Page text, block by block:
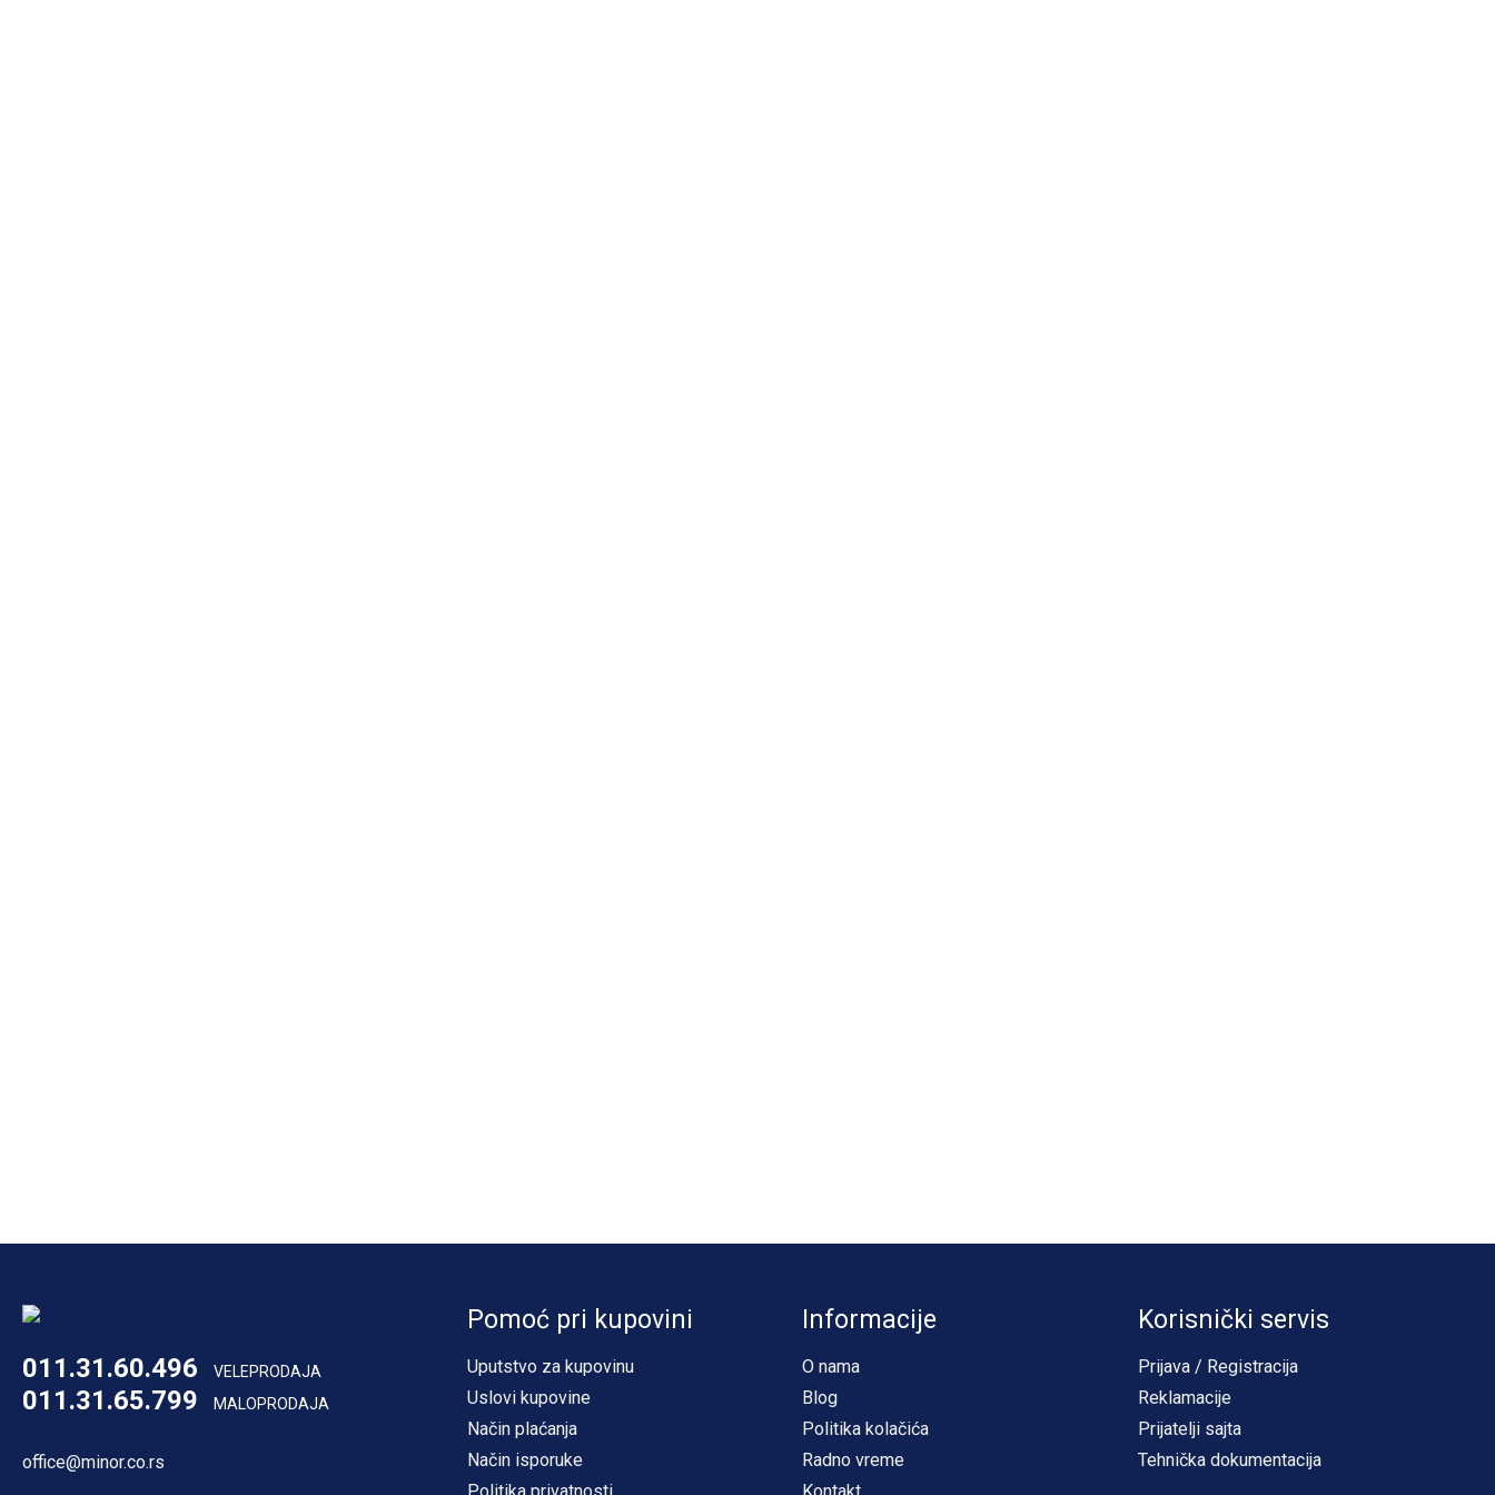
011.31.60.496 VELEPRODAJA
011.31.65.799 MALOPRODAJA
office@minor.co.rs
Pomoć pri kupovini
Uputstvo za kupovinu
Uslovi kupovine
Način plaćanja
Način isporuke
Informacije
O nama
Blog
Politika kolačića
Radno vreme
Korisnički servis
Prijava / Registracija
Reklamacije
Prijatelji sajta
Tehnička dokumentacija